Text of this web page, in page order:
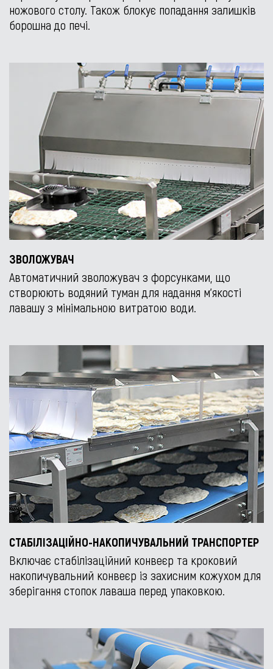
ножового столу. Також блокує попадання залишків
борошна до печі.
ЗВОЛОЖУВАЧ
Автоматичний зволожувач з форсунками, що
створюють водяний туман для надання м’якості
лавашу з мінімальною витратою води.
СТАБІЛІЗАЦІЙНО-НАКОПИЧУВАЛЬНИЙ ТРАНСПОРТЕР
Включає стабілізаційний конвеєр та кроковий
накопичувальний конвеєр із захисним кожухом для
зберігання стопок лаваша перед упаковкою.